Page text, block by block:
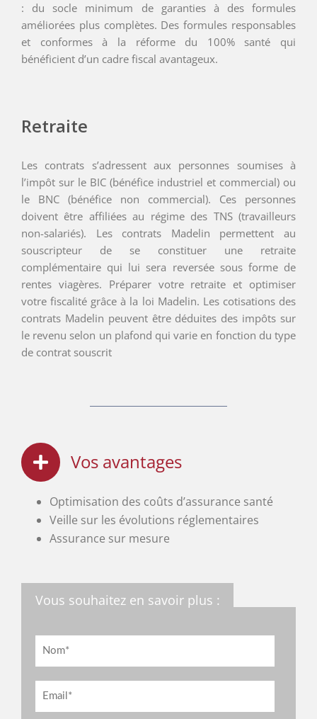
: du socle minimum de garanties à des formules
améliorées plus complètes. Des formules responsables
et conformes à la réforme du 100% santé qui
bénéficient d’un cadre fiscal avantageux.
Retraite
Les contrats s’adressent aux personnes soumises à
l’impôt sur le BIC (bénéfice industriel et commercial) ou
le BNC (bénéfice non commercial). Ces personnes
doivent être affiliées au régime des TNS (travailleurs
non-salariés). Les contrats Madelin permettent au
souscripteur de se constituer une retraite
complémentaire qui lui sera reversée sous forme de
rentes viagères. Préparer votre retraite et optimiser
votre fiscalité grâce à la loi Madelin. Les cotisations des
contrats Madelin peuvent être déduites des impôts sur
le revenu selon un plafond qui varie en fonction du type
de contrat souscrit
Vos avantages
Optimisation des coûts d’assurance santé
Veille sur les évolutions réglementaires
Assurance sur mesure
Vous souhaitez en savoir plus :